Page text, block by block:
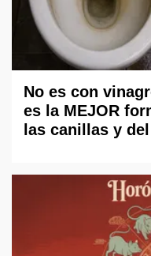
No es con
es la MEJOR
las canillas y